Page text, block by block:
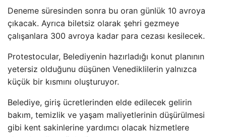
Deneme süresinden sonra bu oran günlük 10 avroya
çıkacak. Ayrıca biletsiz olarak şehri gezmeye
çalışanlara 300 avroya kadar para cezası kesilecek.
Protestocular, Belediyenin hazırladığı konut planının
yetersiz olduğunu düşünen Venediklilerin yalnızca
küçük bir kısmını oluşturuyor.
Belediye, giriş ücretlerinden elde edilecek gelirin
bakım, temizlik ve yaşam maliyetlerinin düşürülmesi
gibi kent sakinlerine yardımcı olacak hizmetlere